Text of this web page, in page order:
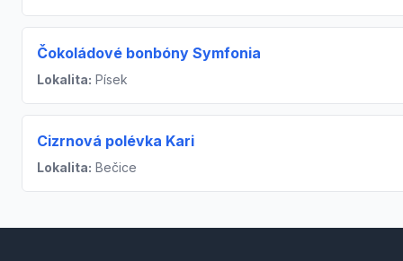
Čokoládové bonbóny Symfonia
Lokalita: Písek
Cizrnová polévka Kari
Lokalita: Bečice